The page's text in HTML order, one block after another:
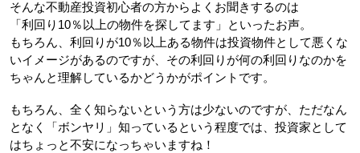
そんな不動産投資初心者の方からよくお聞きするのは
「利回り10％以上の物件を探してます」といったお声。
もちろん、利回りが10％以上ある物件は投資物件として悪くな
いイメージがあるのですが、その利回りが何の利回りなのかを
ちゃんと理解しているかどうかがポイントです。
もちろん、全く知らないという方は少ないのですが、ただなん
となく「ボンヤリ」知っているという程度では、投資家として
はちょっと不安になっちゃいますね！